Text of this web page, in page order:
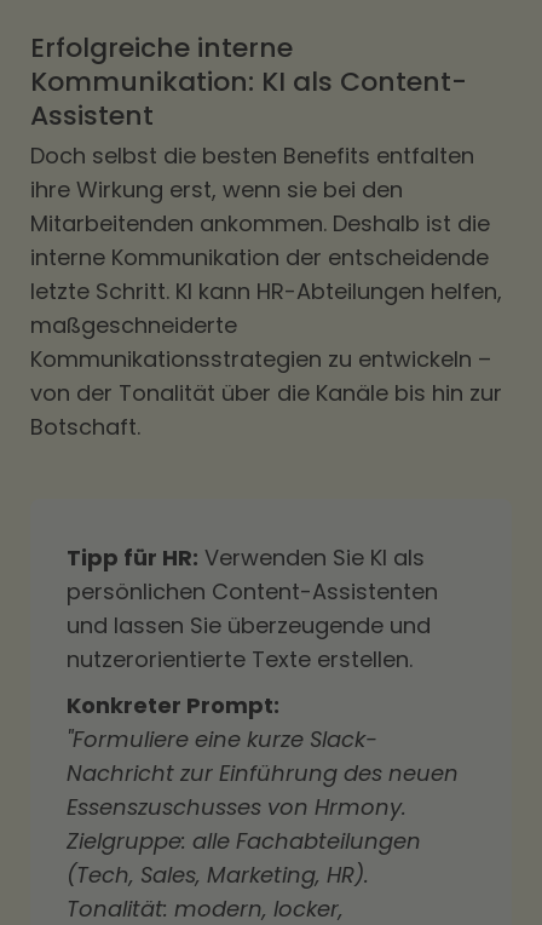
Erfolgreiche interne
Kommunikation: KI als Content-
Assistent
Doch selbst die besten Benefits entfalten
ihre Wirkung erst, wenn sie bei den
Mitarbeitenden ankommen. Deshalb ist die
interne Kommunikation der entscheidende
letzte Schritt. KI kann HR-Abteilungen helfen,
maßgeschneiderte
Kommunikationsstrategien zu entwickeln –
von der Tonalität über die Kanäle bis hin zur
Botschaft.
Tipp für HR: Verwenden Sie KI als
persönlichen Content-Assistenten
und lassen Sie überzeugende und
nutzerorientierte Texte erstellen.
Konkreter Prompt:
"Formuliere eine kurze Slack-
Nachricht zur Einführung des neuen
Essenszuschusses von Hrmony.
Zielgruppe: alle Fachabteilungen
(Tech, Sales, Marketing, HR).
Tonalität: modern, locker,